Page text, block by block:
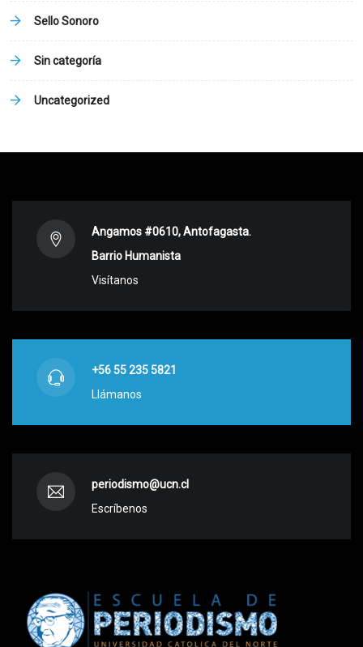
Sello Sonoro
Sin categoría
Uncategorized
Angamos #0610, Antofagasta.
Barrio Humanista
Visítanos
+56 55 235 5821
Llámanos
periodismo@ucn.cl
Escríbenos